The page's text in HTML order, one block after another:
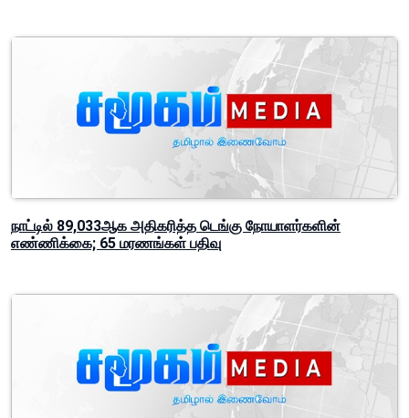
நாட்டில் 89,033ஆக அதிகரித்த டெங்கு நோயாளர்களின்
எண்ணிக்கை; 65 மரணங்கள் பதிவு